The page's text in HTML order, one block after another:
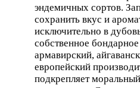
эндемичных сортов.
сохранить вкус и
исключительно в
собственное
армавирский,
европейский
подкрепляет